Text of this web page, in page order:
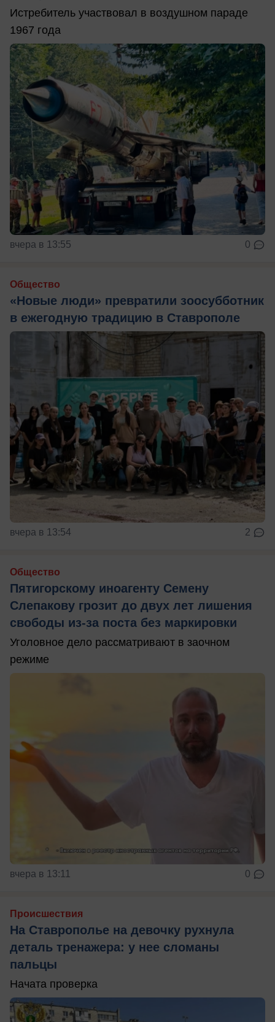
Истребитель участвовал в воздушном параде
1967 года
вчера в 13:55 0
Общество
«Новые люди» превратили зоосубботник
в ежегодную традицию в Ставрополе
вчера в 13:54 2
Общество
Пятигорскому иноагенту Семену
Слепакову грозит до двух лет лишения
свободы из-за поста без маркировки
Уголовное дело рассматривают в заочном
режиме
вчера в 13:11 0
Происшествия
На Ставрополье на девочку рухнула
деталь тренажера: у нее сломаны
пальцы
Начата проверка